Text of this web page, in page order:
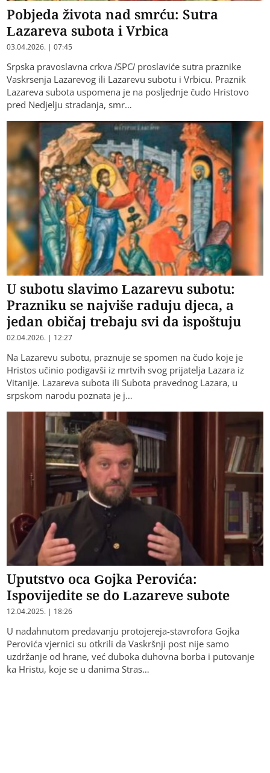
Pobjeda života nad smrću: Sutra
Lazareva subota i Vrbica
03.04.2026. | 07:45
Srpska pravoslavna crkva /SPC/ proslaviće sutra praznike
Vaskrsenja Lazarevog ili Lazarevu subotu i Vrbicu. Praznik
Lazareva subota uspomena je na posljednje čudo Hristovo
pred Nedjelju stradanja, smr…
U subotu slavimo Lazarevu subotu:
Prazniku se najviše raduju djeca, a
jedan običaj trebaju svi da ispoštuju
02.04.2026. | 12:27
Na Lazarevu subotu, praznuje se spomen na čudo koje je
Hristos učinio podigavši iz mrtvih svog prijatelja Lazara iz
Vitanije. Lazareva subota ili Subota pravednog Lazara, u
srpskom narodu poznata je j…
Uputstvo oca Gojka Perovića:
Ispovijedite se do Lazareve subote
12.04.2025. | 18:26
U nadahnutom predavanju protojereja-stavrofora Gojka
Perovića vjernici su otkrili da Vaskršnji post nije samo
uzdržanje od hrane, već duboka duhovna borba i putovanje
ka Hristu, koje se u danima Stras…